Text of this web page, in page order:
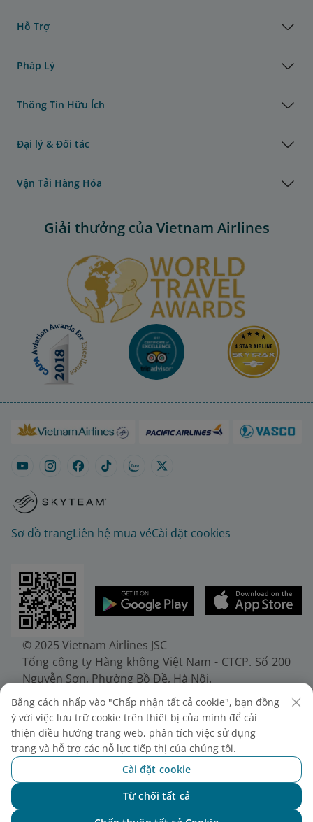
Hỗ Trợ
Pháp Lý
Thông Tin Hữu Ích
Đại lý & Đối tác
Vận Tải Hàng Hóa
Giải thưởng của Vietnam Airlines
Sơ đồ trangLiên hệ mua véCài đặt cookies
© 2025 Vietnam Airlines JSC
Tổng công ty Hàng không Việt Nam - CTCP. Số 200
Nguyễn Sơn, Phường Bồ Đề, Hà Nội.
Điện thoại: (+84-24) 38272289. Fax: (+84-24)
38722375
Giấy chứng nhận đăng ký doanh nghiệp, mã số
doanh nghiệp 0100107518, đăng ký lần đầu ngày
30/6/2010, đăng ký thay đổi lần thứ 10 ngày
24/7/2025, cấp bởi Sở Tài chính Thành phố Hà Nội.
Bằng cách nhấp vào "Chấp nhận tất cả cookie", bạn đồng
ý với việc lưu trữ cookie trên thiết bị của mình để cải
thiện điều hướng trang web, phân tích việc sử dụng
trang và hỗ trợ các nỗ lực tiếp thị của chúng tôi.
Cài đặt cookie
Từ chối tất cả